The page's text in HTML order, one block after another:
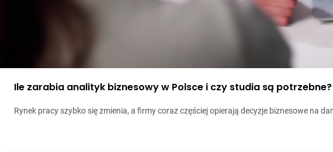
Ile zarabia analityk biznesowy w Polsce i czy studia są potrzebne?
Rynek pracy szybko się zmienia, a firmy coraz częściej opierają decyzje biznesowe na